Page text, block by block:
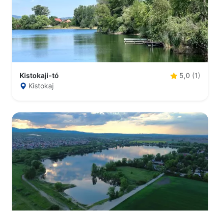
Kistokaji-tó
5,0 (1)
Kistokaj